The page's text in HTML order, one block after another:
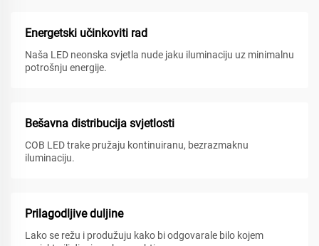
Energetski učinkoviti rad
Naša LED neonska svjetla nude jaku iluminaciju uz minimalnu
potrošnju energije.
Bešavna distribucija svjetlosti
COB LED trake pružaju kontinuiranu, bezrazmaknu
iluminaciju.
Prilagodljive duljine
Lako se režu i produžuju kako bi odgovarale bilo kojem